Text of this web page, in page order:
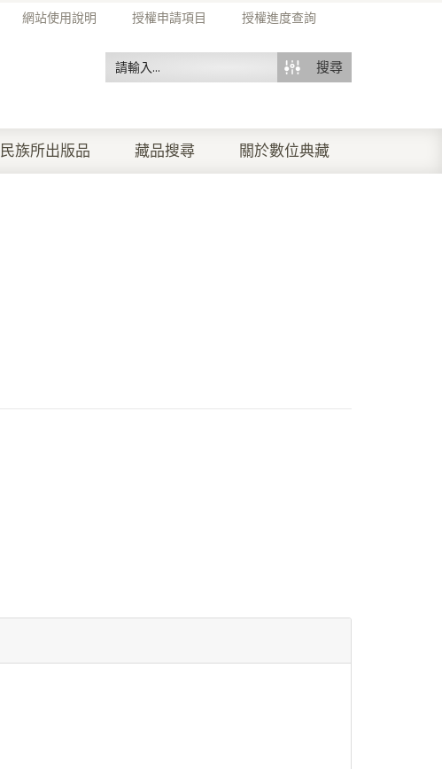
網站使用說明 授權申請項目 授權進度查詢
搜尋
民族所出版品 藏品搜尋 關於數位典藏